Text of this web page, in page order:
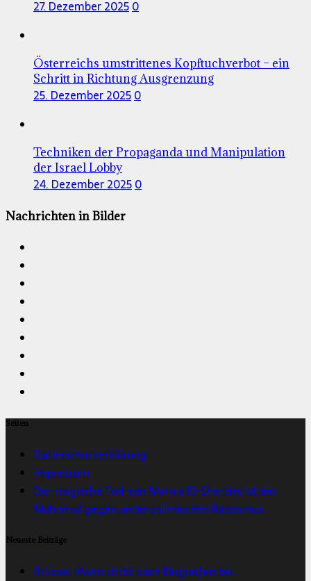
27. Dezember 20250
Österreichs umstrittenes Kopftuchverbot – ein
Schritt in Richtung Ausgrenzung
25. Dezember 20250
Techniken der Propaganda und Manipulation
der Israel Lobby
24. Dezember 20250
Nachrichten in Bilder
Seiten
Datenschutzerklärung
Impressum
Der tragische Tod von Marwa El-Sherbini ist ein
Mahnmal gegen antimuslimischen Rassismus
Neueste Beiträge
Brüssel: Mann stirbt nach Eingreifen bei